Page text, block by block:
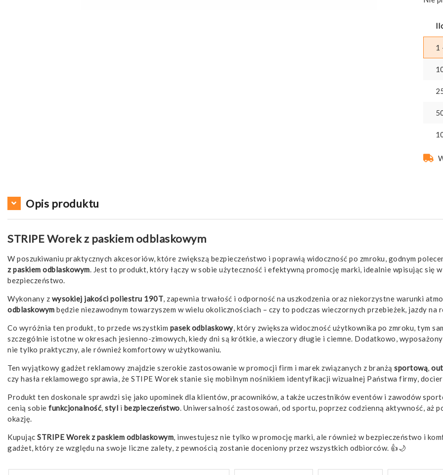
1
Opis produktu
STRIPE Worek z paskiem odblaskowym
W poszukiwaniu praktycznych akcesoriów, które zwiększą bezpieczeństwo i poprawią widoczność po zmroku, godnym
z paskiem odblaskowym. Jest to produkt, który łączy w sobie użyteczność i efektywną promocję marki, idealnie wpisując się
bezpieczeństwo.
Wykonany z wysokiej jakości poliestru 190T, zapewnia trwałość i odporność na uszkodzenia oraz niekorzystne warunki
odblaskowym będzie niezawodnym towarzyszem w wielu okolicznościach – czy to podczas wieczornych przebieżek, jazdy na
Co wyróżnia ten produkt, to przede wszystkim pasek odblaskowy, który zwiększa widoczność użytkownika po zmroku, tym
szczególnie istotne w okresach jesienno-zimowych, kiedy dni są krótkie, a wieczory długie i ciemne. Dodatkowo,
nie tylko praktyczny, ale również komfortowy w użytkowaniu.
Ten wyjątkowy gadżet reklamowy znajdzie szerokie zastosowanie w promocji firm i marek związanych z branżą sportową,
czy hasła reklamowego sprawia, że STIPE Worek stanie się mobilnym nośnikiem identyfikacji wizualnej Państwa firmy,
Produkt ten doskonale sprawdzi się jako upominek dla klientów, pracowników, a także uczestników eventów i zawodów
cenią sobie funkcjonalność, styl i bezpieczeństwo. Uniwersalność zastosowań, od sportu, poprzez codzienną aktywność, aż
okazję.
Kupując STRIPE Worek z paskiem odblaskowym, inwestujesz nie tylko w promocję marki, ale również w bezpieczeństwo i
gadżet, który ze względu na swoje liczne zalety, z pewnością zostanie doceniony przez wszystkich odbiorców. 👍🌙